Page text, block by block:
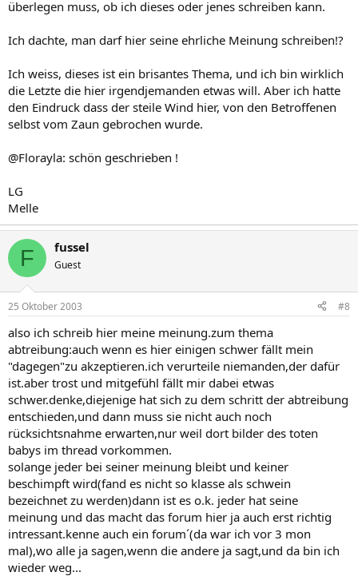
überlegen muss, ob ich dieses oder jenes schreiben kann.
Ich dachte, man darf hier seine ehrliche Meinung schreiben!?
Ich weiss, dieses ist ein brisantes Thema, und ich bin wirklich
die Letzte die hier irgendjemanden etwas will. Aber ich hatte
den Eindruck dass der steile Wind hier, von den Betroffenen
selbst vom Zaun gebrochen wurde.
@Florayla: schön geschrieben !
LG
Melle
F fussel
Guest
25 Oktober 2003 #8
also ich schreib hier meine meinung.zum thema
abtreibung:auch wenn es hier einigen schwer fällt mein
"dagegen"zu akzeptieren.ich verurteile niemanden,der dafür
ist.aber trost und mitgefühl fällt mir dabei etwas
schwer.denke,diejenige hat sich zu dem schritt der abtreibung
entschieden,und dann muss sie nicht auch noch
rücksichtsnahme erwarten,nur weil dort bilder des toten
babys im thread vorkommen.
solange jeder bei seiner meinung bleibt und keiner
beschimpft wird(fand es nicht so klasse als schwein
bezeichnet zu werden)dann ist es o.k. jeder hat seine
meinung und das macht das forum hier ja auch erst richtig
intressant.kenne auch ein forum´(da war ich vor 3 mon
mal),wo alle ja sagen,wenn die andere ja sagt,und da bin ich
wieder weg...